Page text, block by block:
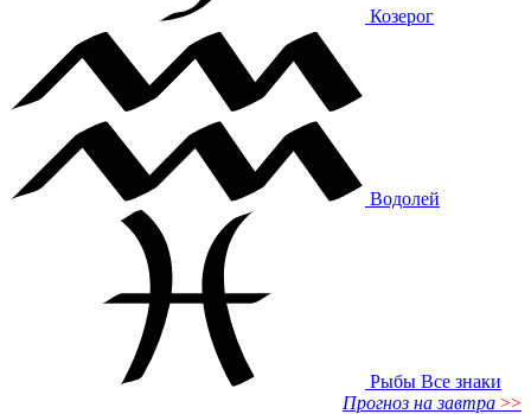
Козерог
Водолей
Рыбы Все знаки
Прогноз на завтра >>